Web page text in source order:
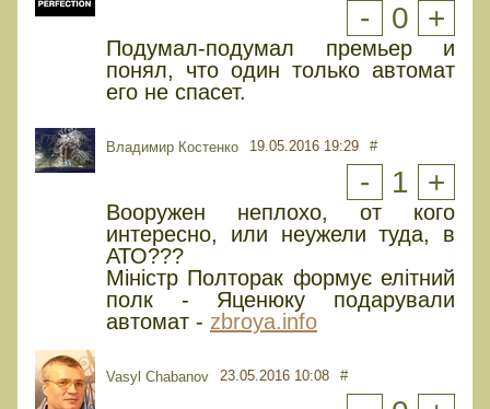
- 0 +
Подумал-подумал премьер и
понял, что один только автомат
его не спасет.
Владимир Костенко 19.05.2016 19:29 #
- 1 +
Вооружен неплохо, от кого
интересно, или неужели туда, в
АТО???
Міністр Полторак формує елітний
полк - Яценюку подарували
автомат - zbroya.info
Vasyl Chabanov 23.05.2016 10:08 #